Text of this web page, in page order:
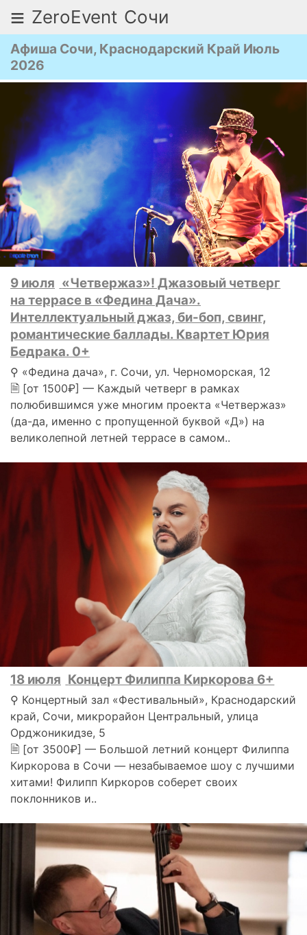
≡ ZeroEvent Сочи
Афиша Сочи, Краснодарский Край Июль
2026
9 июля «Четвержаз»! Джазовый четверг
на террасе в «Федина Дача».
Интеллектуальный джаз, би-боп, свинг,
романтические баллады. Квартет Юрия
Бедрака. 0+
⚲ «Федина дача», г. Сочи, ул. Черноморская, 12
🗎 [от 1500₽] — Каждый четверг в рамках
полюбившимся уже многим проекта «Четвержаз»
(да-да, именно с пропущенной буквой «Д») на
великолепной летней террасе в самом..
18 июля Концерт Филиппа Киркорова 6+
⚲ Концертный зал «Фестивальный», Краснодарский
край, Сочи, микрорайон Центральный, улица
Орджоникидзе, 5
🗎 [от 3500₽] — Большой летний концерт Филиппа
Киркорова в Сочи — незабываемое шоу с лучшими
хитами! Филипп Киркоров соберет своих
поклонников и..